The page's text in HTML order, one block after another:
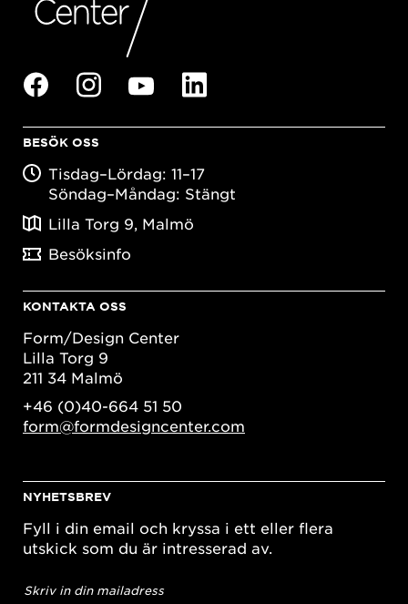
BESÖK OSS
Tisdag–Lördag: 11–17
Söndag–Måndag: Stängt
Lilla Torg 9, Malmö
Besöksinfo
KONTAKTA OSS
Form/Design Center
Lilla Torg 9
211 34 Malmö
+46 (0)40-664 51 50
form@formdesigncenter.com
NYHETSBREV
Fyll i din email och kryssa i ett eller flera
utskick som du är intresserad av.
postadress*